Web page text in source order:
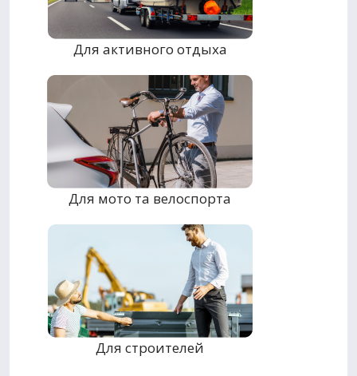
Для активного отдыха
Для мото та велоспорта
Для строителей